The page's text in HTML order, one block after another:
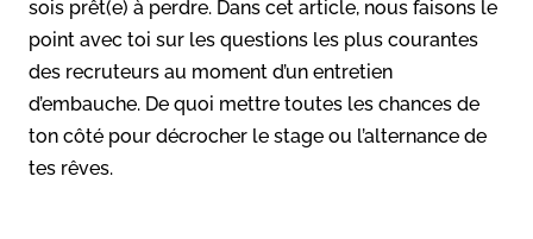
sois prêt(e) à perdre. Dans cet article, nous faisons le
point avec toi sur les questions les plus courantes
des recruteurs au moment d’un entretien
d’embauche. De quoi mettre toutes les chances de
ton côté pour décrocher le stage ou l’alternance de
tes rêves.